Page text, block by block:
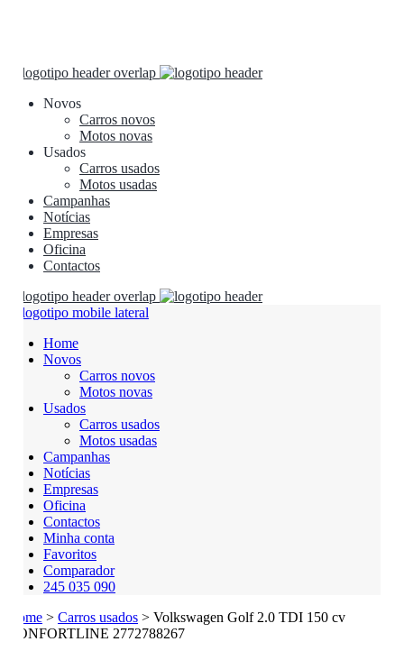
Novos
Carros novos
Motos novas
Usados
Carros usados
Motos usadas
Campanhas
Notícias
Empresas
Oficina
Contactos
Home
Novos
Carros novos
Motos novas
Usados
Carros usados
Motos usadas
Campanhas
Notícias
Empresas
Oficina
Contactos
Minha conta
Favoritos
Comparador
245 035 090
Home > Carros usados > Volkswagen Golf 2.0 TDI 150 cv
CONFORTLINE 2772788267